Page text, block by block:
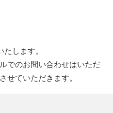
します。
でのお問い合わせはいただ
せていただきます。